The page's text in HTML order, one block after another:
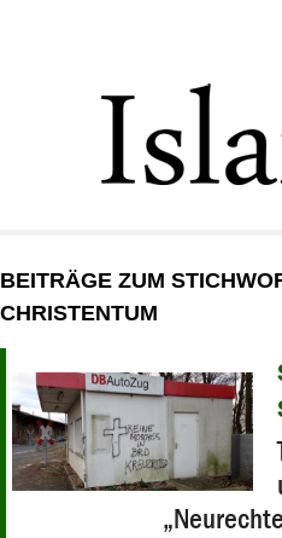
GESELLSCHAFT
STARTSEITE
PANORAMA
BEITRÄGE ZUM
CHRISTENTUM